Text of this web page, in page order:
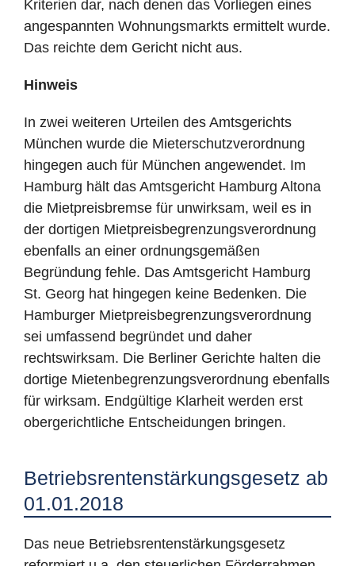
Kriterien dar, nach denen das Vorliegen eines
angespannten Wohnungsmarkts ermittelt wurde.
Das reichte dem Gericht nicht aus.
Hinweis
In zwei weiteren Urteilen des Amtsgerichts
München wurde die Mieterschutzverordnung
hingegen auch für München angewendet. Im
Hamburg hält das Amtsgericht Hamburg Altona
die Mietpreisbremse für unwirksam, weil es in
der dortigen Mietpreisbegrenzungsverordnung
ebenfalls an einer ordnungsgemäßen
Begründung fehle. Das Amtsgericht Hamburg
St. Georg hat hingegen keine Bedenken. Die
Hamburger Mietpreisbegrenzungsverordnung
sei umfassend begründet und daher
rechtswirksam. Die Berliner Gerichte halten die
dortige Mietenbegrenzungsverordnung ebenfalls
für wirksam. Endgültige Klarheit werden erst
obergerichtliche Entscheidungen bringen.
Betriebsrentenstärkungsgesetz ab
01.01.2018
Das neue Betriebsrentenstärkungsgesetz